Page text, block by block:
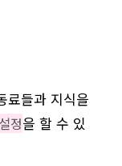
료들과 지식을
정을 할 수 있